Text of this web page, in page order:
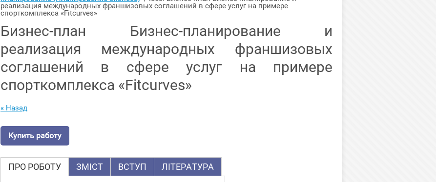
реализация международных франшизовых соглашений в сфере услуг на примере
спорткомплекса «Fitcurves»
Бизнес-план Бизнес-планирование и
реализация международных франшизовых
соглашений в сфере услуг на примере
спорткомплекса «Fitcurves»
« Назад
Купить работу
ПРО РОБОТУ ЗМІСТ ВСТУП ЛІТЕРАТУРА